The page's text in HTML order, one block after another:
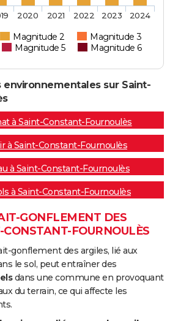
Magnitude 2
Magnitude 3
Magnitude 5 Magnitude 6
2020 2021 2022 2023 2024
sur Saint-
à Saint-Constant-Fournoulès
à Saint-Constant-Fournoulès
à Saint-Constant-Fournoulès
à Saint-Constant-Fournoulès
GONFLEMENT DES
FOURNOULÈS
gonflement des argiles, lié aux
le sol, peut entraîner des
dans une commune en provoquant
du terrain, ce qui affecte les